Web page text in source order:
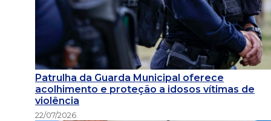
Patrulha da Guarda Municipal oferece
acolhimento e proteção a idosos vítimas de
violência
22/07/2026